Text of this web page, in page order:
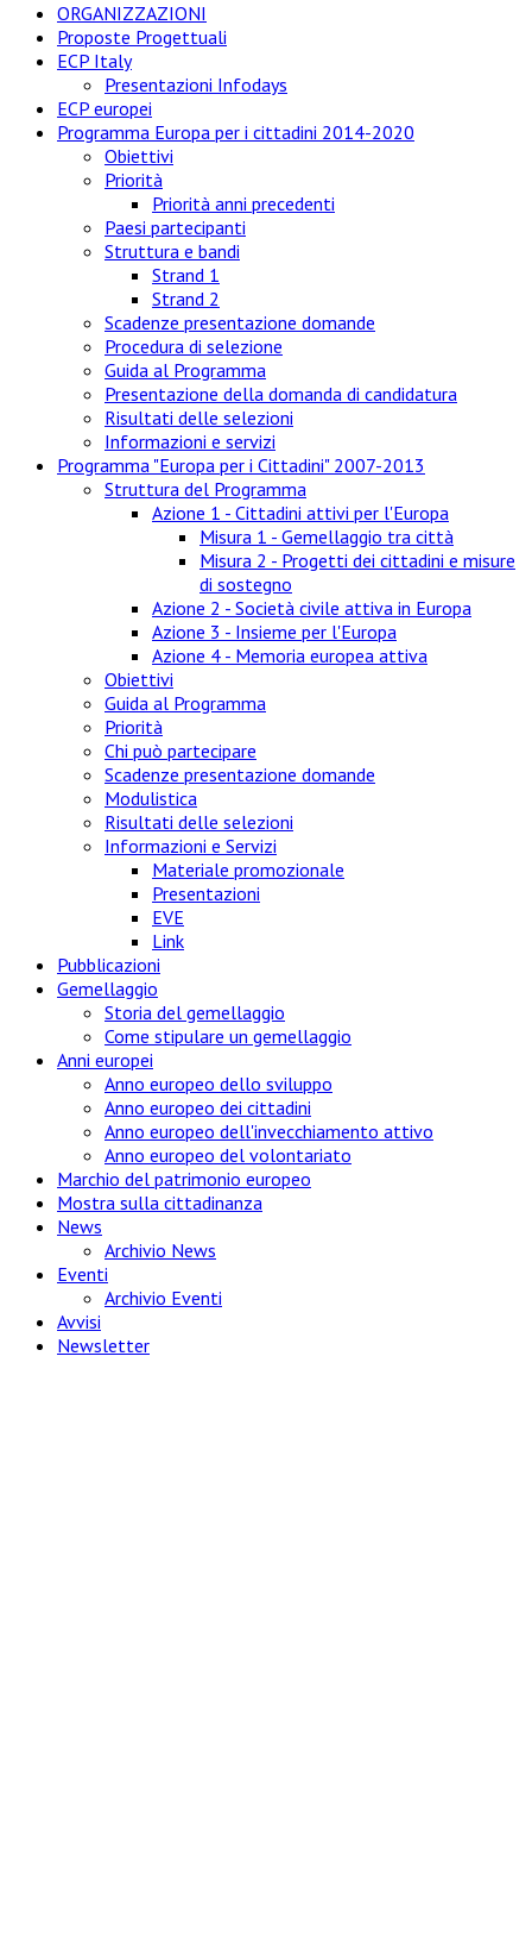
ORGANIZZAZIONI
Proposte Progettuali
ECP Italy
Presentazioni Infodays
ECP europei
Programma Europa per i cittadini 2014-2020
Obiettivi
Priorità
Priorità anni precedenti
Paesi partecipanti
Struttura e bandi
Strand 1
Strand 2
Scadenze presentazione domande
Procedura di selezione
Guida al Programma
Presentazione della domanda di candidatura
Risultati delle selezioni
Informazioni e servizi
Programma "Europa per i Cittadini" 2007-2013
Struttura del Programma
Azione 1 - Cittadini attivi per l'Europa
Misura 1 - Gemellaggio tra città
Misura 2 - Progetti dei cittadini e misure
di sostegno
Azione 2 - Società civile attiva in Europa
Azione 3 - Insieme per l'Europa
Azione 4 - Memoria europea attiva
Obiettivi
Guida al Programma
Priorità
Chi può partecipare
Scadenze presentazione domande
Modulistica
Risultati delle selezioni
Informazioni e Servizi
Materiale promozionale
Presentazioni
EVE
Link
Pubblicazioni
Gemellaggio
Storia del gemellaggio
Come stipulare un gemellaggio
Anni europei
Anno europeo dello sviluppo
Anno europeo dei cittadini
Anno europeo dell'invecchiamento attivo
Anno europeo del volontariato
Marchio del patrimonio europeo
Mostra sulla cittadinanza
News
Archivio News
Eventi
Archivio Eventi
Avvisi
Newsletter